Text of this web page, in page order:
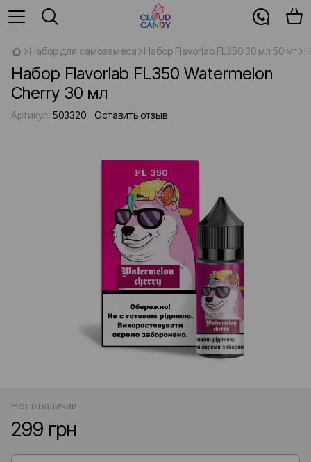
Набор для самозамеса Набор Flavorlab FL350 30 мл 50 мг
Набор Flavorlab FL350 Watermelon
Cherry 30 мл
Артикул: 503320 Оставить отзыв
Нет в наличии
299 грн